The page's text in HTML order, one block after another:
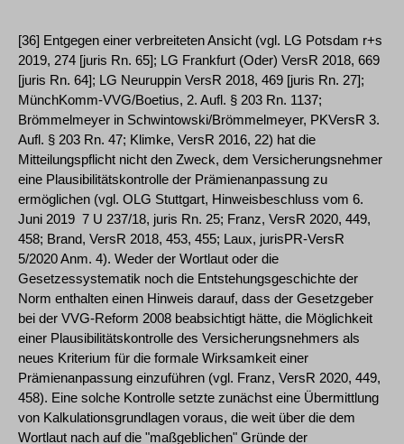
[36] Entgegen einer verbreiteten Ansicht (vgl. LG Potsdam r+s
2019, 274 [juris Rn. 65]; LG Frankfurt (Oder) VersR 2018, 669
[juris Rn. 64]; LG Neuruppin VersR 2018, 469 [juris Rn. 27];
MünchKomm-VVG/Boetius, 2. Aufl. § 203 Rn. 1137;
Brömmelmeyer in Schwintowski/Brömmelmeyer, PK­VersR 3.
Aufl. § 203 Rn. 47; Klimke, VersR 2016, 22) hat die
Mitteilungspflicht nicht den Zweck, dem Versicherungsnehmer
eine Plausibilitätskontrolle der Prämienanpassung zu
ermöglichen (vgl. OLG Stuttgart, Hinweisbeschluss vom 6.
Juni 2019 ­ 7 U 237/18, juris Rn. 25; Franz, VersR 2020, 449,
458; Brand, VersR 2018, 453, 455; Laux, jurisPR-VersR
5/2020 Anm. 4). Weder der Wortlaut oder die
Gesetzessystematik noch die Entstehungsgeschichte der
Norm enthalten einen Hinweis darauf, dass der Gesetzgeber
bei der VVG-Reform 2008 beabsichtigt hätte, die Möglichkeit
einer Plausibilitätskontrolle des Versicherungsnehmers als
neues Kriterium für die formale Wirksamkeit einer
Prämienanpassung einzuführen (vgl. Franz, VersR 2020, 449,
458). Eine solche Kontrolle setzte zunächst eine Übermittlung
von Kalkulationsgrundlagen voraus, die weit über die dem
Wortlaut nach auf die "maßgeblichen" Gründe der